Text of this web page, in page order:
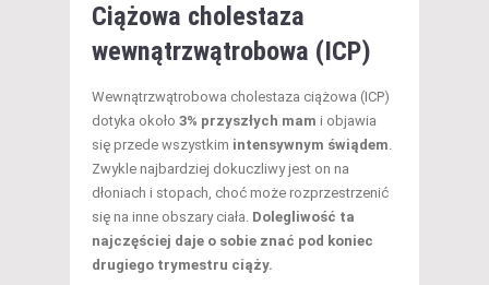
Ciążowa cholestaza
wewnątrzwątrobowa (ICP)
Wewnątrzwątrobowa cholestaza ciążowa (ICP)
dotyka około 3% przyszłych mam i objawia
się przede wszystkim intensywnym świądem.
Zwykle najbardziej dokuczliwy jest on na
dłoniach i stopach, choć może rozprzestrzenić
się na inne obszary ciała. Dolegliwość ta
najczęściej daje o sobie znać pod koniec
drugiego trymestru ciąży.